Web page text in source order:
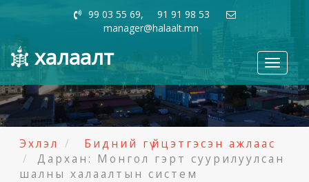
99 03 55 69, 91 91 98 53
manager@halaalt.mn
Toggle
халаалт
Эхлэл
Бидний гүйцэтгэсэн ажлаас
Дархан: Монгол гэрт суурилуулсан
шалны халаалтын систем